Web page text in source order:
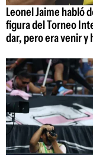
Leonel Jaime habló
figura del Torneo
dar, pero era venir y